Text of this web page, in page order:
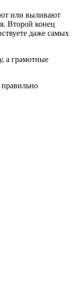
или выливают
Второй конец
даже самых
а грамотные